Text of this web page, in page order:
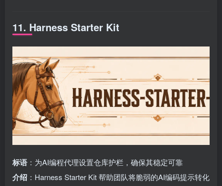
11. Harness Starter Kit
标语 ：为AI编程代理设置仓库护栏，确保其稳定可靠
介绍 ：Harness Starter Kit 帮助团队将脆弱的AI编码提示转化